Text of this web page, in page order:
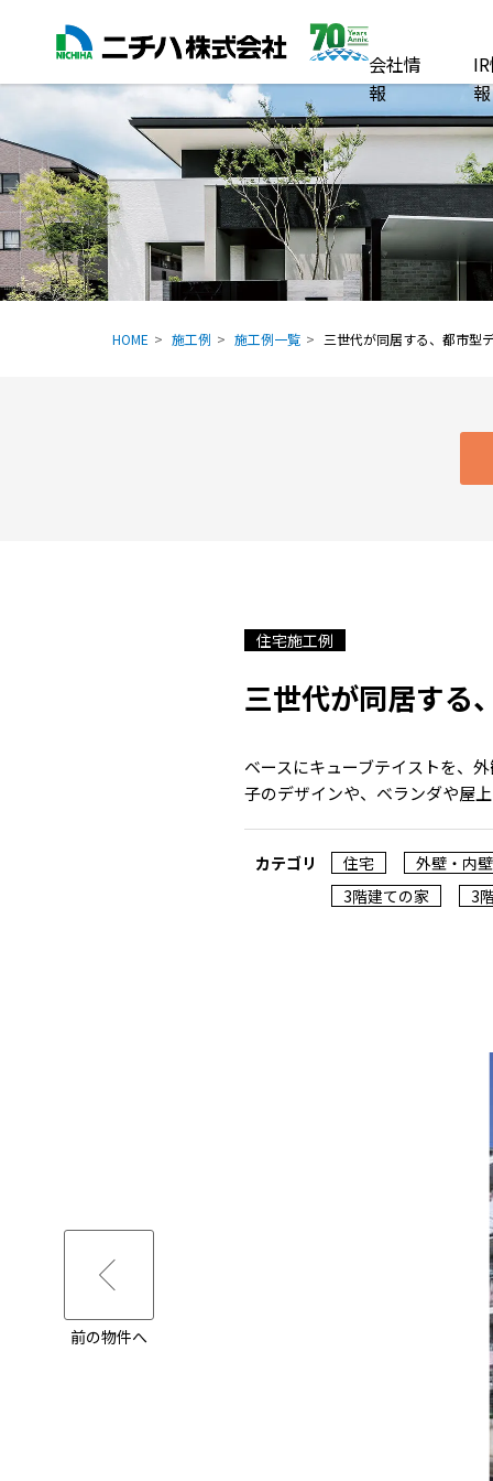
会社情
報
報
HOME 施工例 施工例一覧 三世代が同居する、都市型
住宅施工例
三世代が同居する
ベースにキューブテイストを、
子のデザインや、ベランダや屋
カテゴリ 住宅
外壁・内壁
3階建ての家
3
前の物件へ